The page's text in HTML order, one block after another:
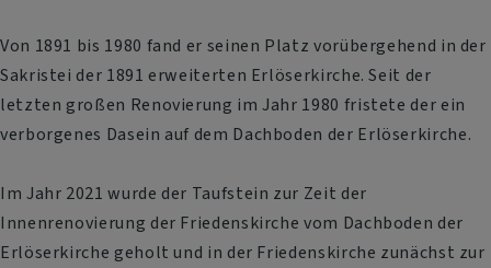
Von 1891 bis 1980 fand er seinen Platz vorübergehend in der
Sakristei der 1891 erweiterten Erlöserkirche. Seit der
letzten großen Renovierung im Jahr 1980 fristete der ein
verborgenes Dasein auf dem Dachboden der Erlöserkirche.
Im Jahr 2021 wurde der Taufstein zur Zeit der
Innenrenovierung der Friedenskirche vom Dachboden der
Erlöserkirche geholt und in der Friedenskirche zunächst zur